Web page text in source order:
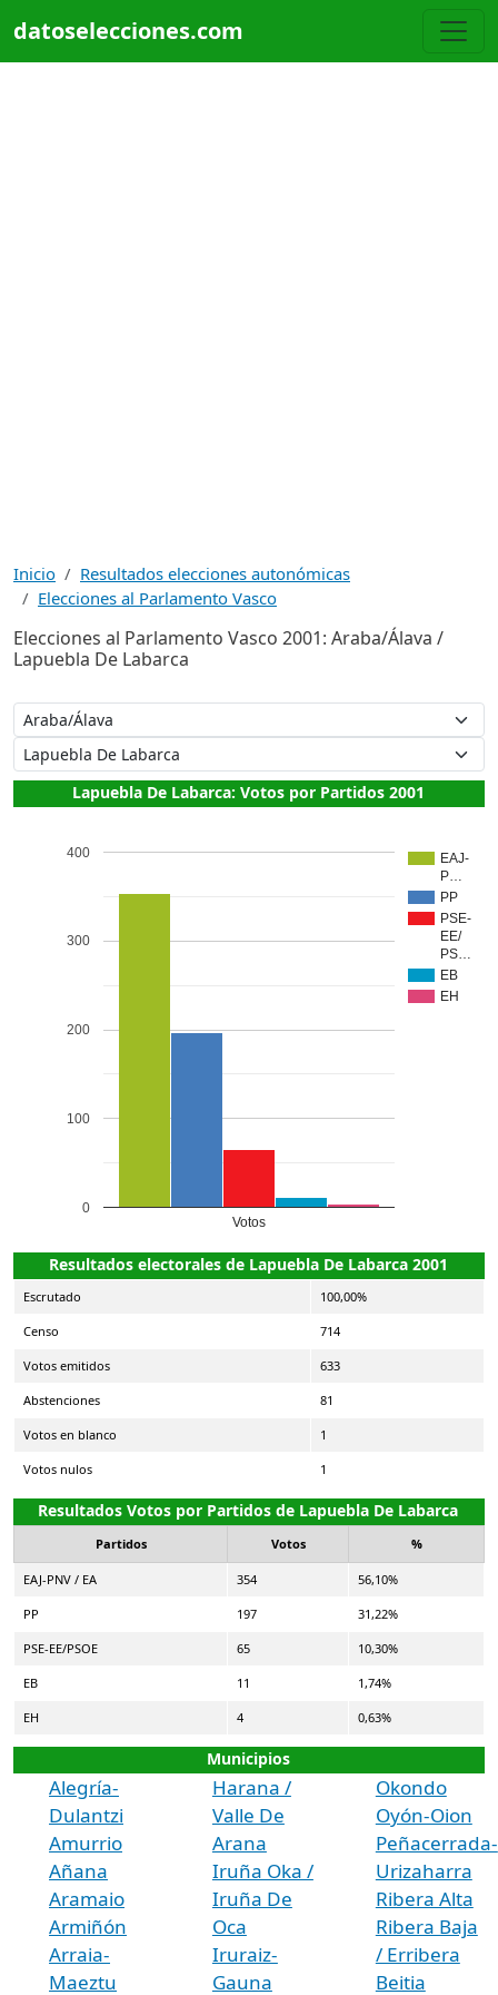
datoselecciones.com
Inicio
Resultados elecciones autonómicas
Elecciones al Parlamento Vasco
Elecciones al Parlamento Vasco 2001: Araba/Álava /
Lapuebla De Labarca
Lapuebla De Labarca: Votos por Partidos 2001
EAJ-
P…
PP
PSE-
EE/
PS…
EB
EH
Votos
0
100
200
300
400
Resultados electorales de Lapuebla De Labarca 2001
Escrutado 100,00%
Censo 714
Votos emitidos 633
Abstenciones 81
Votos en blanco 1
Votos nulos 1
Resultados Votos por Partidos de Lapuebla De Labarca
Partidos Votos %
EAJ-PNV / EA 354 56,10%
PP 197 31,22%
PSE-EE/PSOE 65 10,30%
EB 11 1,74%
EH 4 0,63%
Municipios
Alegría-
Dulantzi
Amurrio
Añana
Aramaio
Armiñón
Arraia-
Maeztu
Harana /
Valle De
Arana
Iruña Oka /
Iruña De
Oca
Iruraiz-
Gauna
Okondo
Oyón-Oion
Peñacerrada-
Urizaharra
Ribera Alta
Ribera Baja
/ Erribera
Beitia